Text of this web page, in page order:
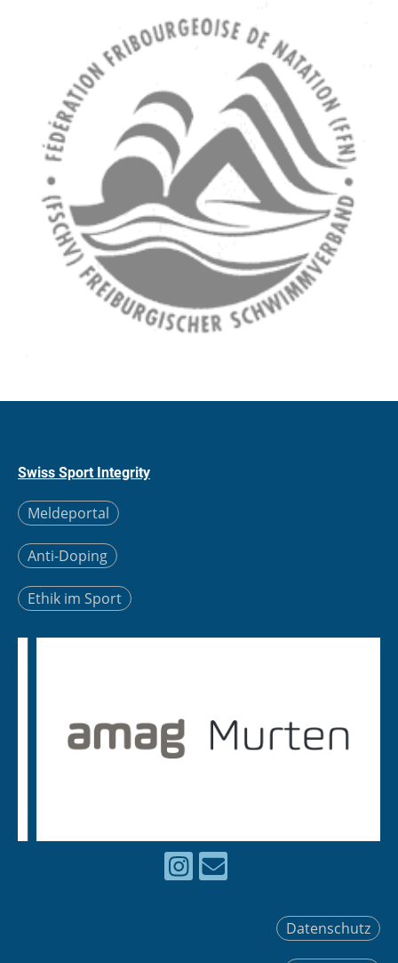
Swiss Sport Integrity
Meldeportal
Anti-Doping
Ethik im Sport
Datenschutz